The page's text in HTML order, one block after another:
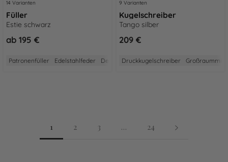
14 Varianten
Füller
Estie schwarz
ab 195 €
Patronenfüller Edelstahlfeder Designed in USA 2 Jahre Garantie Aus
9 Varianten
Kugelschreiber
Tango silber
209 €
Druckkugelschreiber
1 2 3 … 24